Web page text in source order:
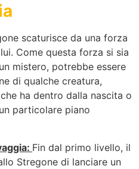
scaturisce da una forza
Come questa forza si sia
mistero, potrebbe essere
di qualche creatura,
ha dentro dalla nascita o
particolare piano
Fin dal primo livello, il
Stregone di lanciare un